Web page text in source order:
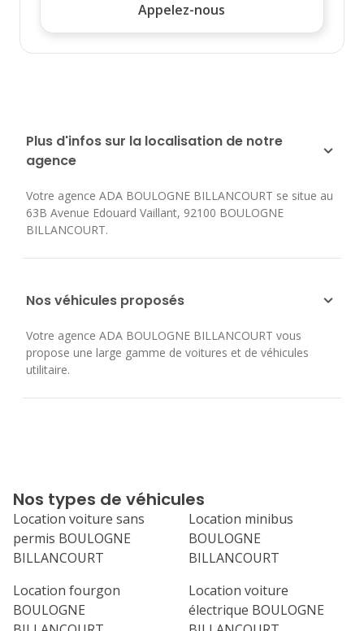
Appelez-nous
Plus d'infos sur la localisation de notre
agence
Votre agence ADA BOULOGNE BILLANCOURT se situe au
63B Avenue Edouard Vaillant, 92100 BOULOGNE
BILLANCOURT.
Nos véhicules proposés
Votre agence ADA BOULOGNE BILLANCOURT vous
propose une large gamme de voitures et de véhicules
utilitaire.
Nos types de véhicules
Location voiture sans
permis BOULOGNE
BILLANCOURT
Location minibus
BOULOGNE
BILLANCOURT
Location fourgon
BOULOGNE
Location voiture
électrique BOULOGNE